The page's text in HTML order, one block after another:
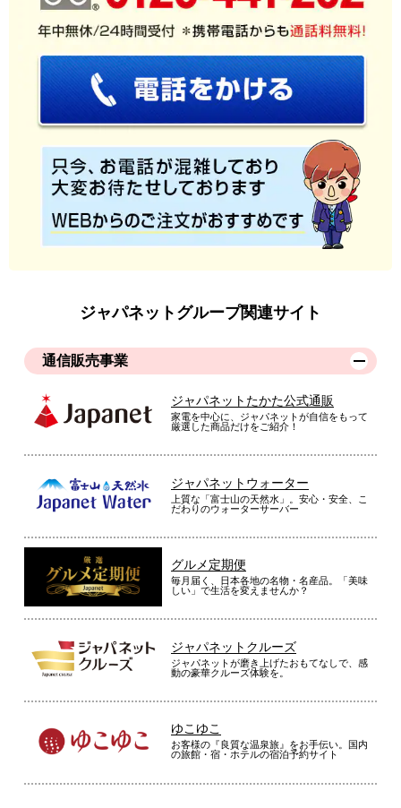
ジャパネットグループ関連サイト
通信販売事業
ジャパネットたかた公式通販
家電を中心に、ジャパネットが自信をもって
厳選した商品だけをご紹介！
ジャパネットウォーター
上質な「富士山の天然水」。安心・安全、こ
だわりのウォーターサーバー
グルメ定期便
毎月届く、日本各地の名物・名産品。「美味
しい」で生活を変えませんか？
ジャパネットクルーズ
ジャパネットが磨き上げたおもてなしで、感
動の豪華クルーズ体験を。
ゆこゆこ
お客様の『良質な温泉旅』をお手伝い。国内
の旅館・宿・ホテルの宿泊予約サイト